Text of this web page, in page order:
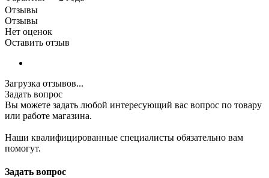
Отзывы
Отзывы
Нет оценок
Оставить отзыв
Загрузка отзывов...
Задать вопрос
Вы можете задать любой интересующий вас вопрос по товару
или работе магазина.
Наши квалифицированные специалисты обязательно вам
помогут.
Задать вопрос